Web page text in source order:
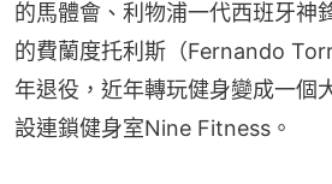
的馬體會、利物浦一代西班牙神
的費蘭度托利斯（Fernando
年退役，近年轉玩健身變成一個
設連鎖健身室Nine Fitness。